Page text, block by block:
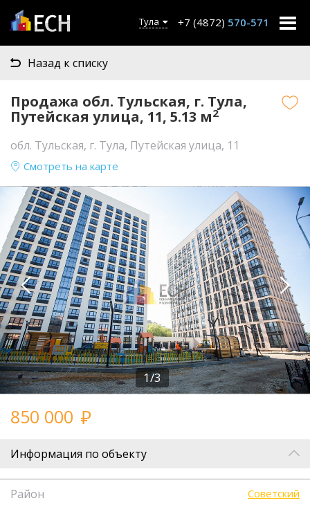
Тула +7 (4872) 570-571
Назад к списку
Продажа обл. Тульская, г. Тула,
Путейская улица, 11, 5.13 м2
обл. Тульская, г. Тула, Путейская улица, 11
Смотреть на карте
1/3
850 000
Информация по объекту
Район Советский